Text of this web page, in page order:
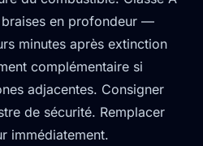
en profondeur —
minutes après extinction
complémentaire si
adjacentes. Consigner
de sécurité. Remplacer
immédiatement.